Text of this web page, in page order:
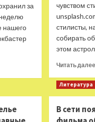
за
нашего
чувством
стилисты,
собирать
этом
Читать
Литература
В сети